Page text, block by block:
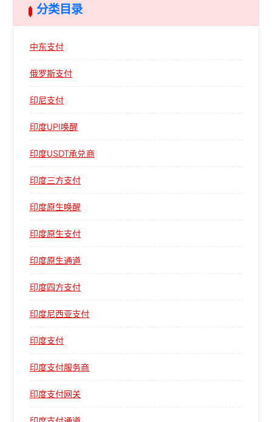
分类目录
中东支付
俄罗斯支付
印尼支付
印度UPI唤醒
印度USDT承兑商
印度三方支付
印度原生唤醒
印度原生支付
印度原生通道
印度四方支付
印度尼西亚支付
印度支付
印度支付服务商
印度支付网关